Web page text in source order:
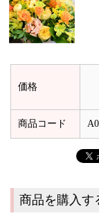
価格
商品コード
商品を購入す